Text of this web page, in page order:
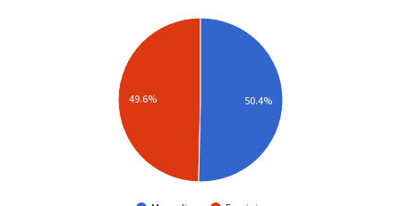
49.6% 50.4%